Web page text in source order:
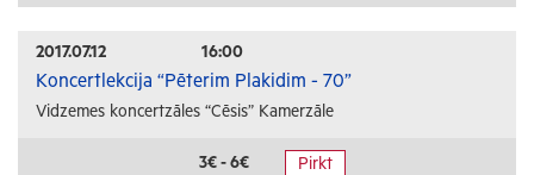
2017.07.12 16:00
Koncertlekcija “Pēterim Plakidim - 70”
Vidzemes koncertzāles “Cēsis” Kamerzāle
3€ - 6€ Pirkt